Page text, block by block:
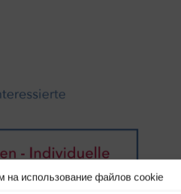
на использование файлов cookie